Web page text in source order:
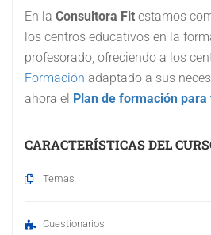
En la Consultora Fit estamos
los centros educativos en la
profesorado, ofreciendo a los
Formación adaptado a sus
ahora el Plan de formación
CARACTERÍSTICAS DEL
Temas
Cuestionarios